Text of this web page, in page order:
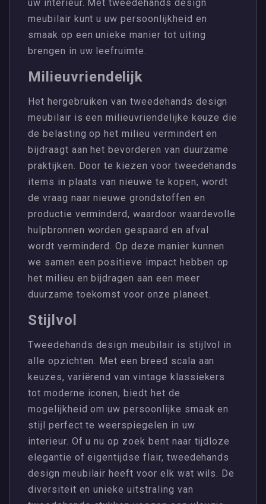
uw interieur. Met tweedehands design
meubilair kunt u uw persoonlijkheid en
smaak op een unieke manier tot uiting
brengen in uw leefruimte.
Milieuvriendelijk
Het hergebruiken van tweedehands design
meubilair is een milieuvriendelijke keuze die
de belasting op het milieu vermindert en
bijdraagt aan het bevorderen van duurzame
praktijken. Door te kiezen voor tweedehands
items in plaats van nieuwe te kopen, wordt
de vraag naar nieuwe grondstoffen en
productie verminderd, waardoor waardevolle
hulpbronnen worden gespaard en afval
wordt verminderd. Op deze manier kunnen
we samen een positieve impact hebben op
het milieu en bijdragen aan een meer
duurzame toekomst voor onze planeet.
Stijlvol
Tweedehands design meubilair is stijlvol in
alle opzichten. Met een breed scala aan
keuzes, variërend van vintage klassiekers
tot moderne iconen, biedt het de
mogelijkheid om uw persoonlijke smaak en
stijl perfect te weerspiegelen in uw
interieur. Of u nu op zoek bent naar tijdloze
elegantie of eigentijdse flair, tweedehands
design meubilair heeft voor elk wat wils. De
diversiteit en unieke uitstraling van